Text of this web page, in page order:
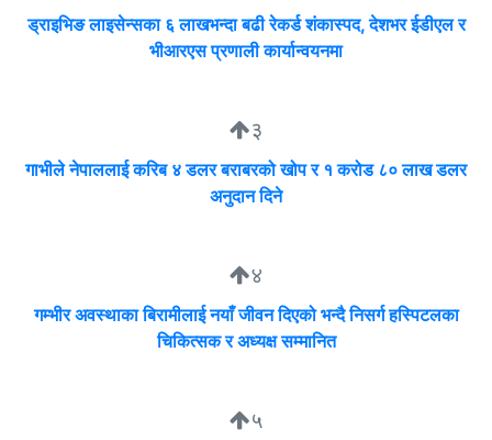
ड्राइभिङ लाइसेन्सका ६ लाखभन्दा बढी रेकर्ड शंकास्पद, देशभर ईडीएल र
भीआरएस प्रणाली कार्यान्वयनमा
३
गाभीले नेपाललाई करिब ४ डलर बराबरको खोप र १ करोड ८० लाख डलर
अनुदान दिने
४
गम्भीर अवस्थाका बिरामीलाई नयाँ जीवन दिएको भन्दै निसर्ग हस्पिटलका
चिकित्सक र अध्यक्ष सम्मानित
५